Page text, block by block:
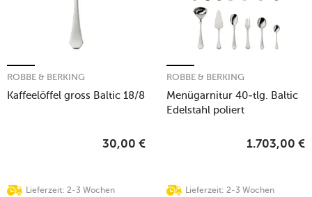
Kaffeelöffel gross Baltic 18/8
ROBBE & BERKING
Lieferzeit: 2-3 Wochen
30,00 €
Menügarnitur 40-tlg. Baltic
Edelstahl poliert
ROBBE & BERKING
Lieferzeit: 2-3 Wochen
1.703,00 €